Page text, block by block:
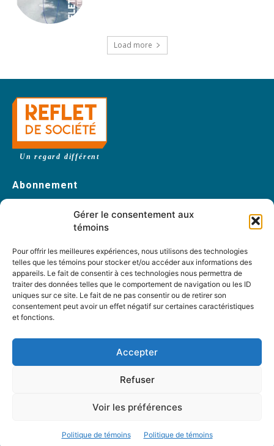
Gérer le consentement aux
témoins
Pour offrir les meilleures expériences, nous utilisons des technologies
telles que les témoins pour stocker et/ou accéder aux informations des
appareils. Le fait de consentir à ces technologies nous permettra de
traiter des données telles que le comportement de navigation ou les ID
uniques sur ce site. Le fait de ne pas consentir ou de retirer son
consentement peut avoir un effet négatif sur certaines caractéristiques
et fonctions.
Accepter
Refuser
Voir les préférences
Politique de témoins Politique de témoins
Load more
Un regard différent
Abonnement
Changement d’adresse
À propos
Accueil
Archives
PDF Magazines
À propos
Notre équipe